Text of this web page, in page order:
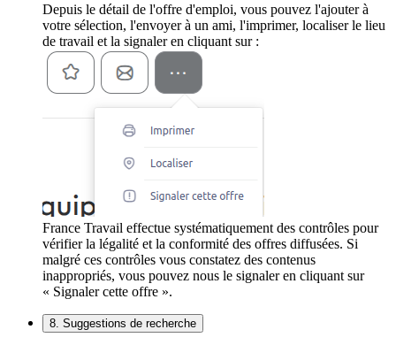
Depuis le détail de l'offre d'emploi, vous pouvez l'ajouter à
votre sélection, l'envoyer à un ami, l'imprimer, localiser le lieu
de travail et la signaler en cliquant sur :
France Travail effectue systématiquement des contrôles pour
vérifier la légalité et la conformité des offres diffusées. Si
malgré ces contrôles vous constatez des contenus
inappropriés, vous pouvez nous le signaler en cliquant sur
« Signaler cette offre ».
8. Suggestions de recherche